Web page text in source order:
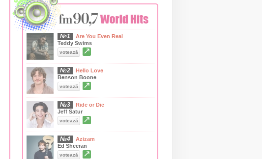
№1
Are You Even Real
Teddy Swims
votează ↗
№2
Hello Love
Benson Boone
votează ↗
№3
Ride or Die
Jeff Satur
votează ↗
№4
Azizam
Ed Sheeran
votează ↗